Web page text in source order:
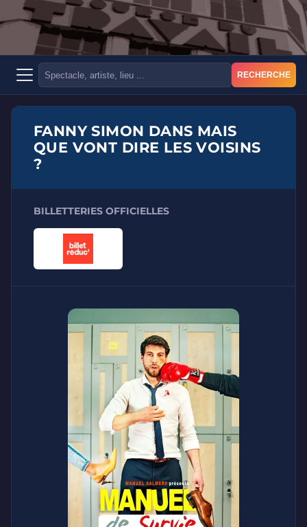
RECHERCHE
FANNY SIMON DANS MAIS
QUE VONT DIRE LES VOISINS
?
BILLETTERIES OFFICIELLES